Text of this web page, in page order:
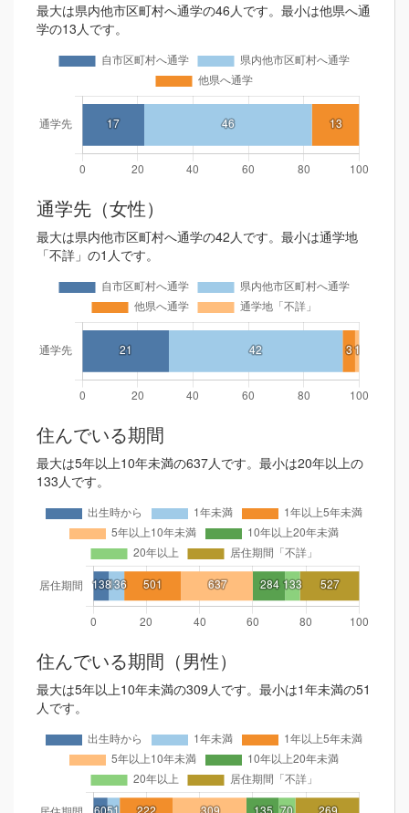
最大は県内他市区町村へ通学の46人です。最小は他県へ通
学の13人です。
通学先（女性）
最大は県内他市区町村へ通学の42人です。最小は通学地
「不詳」の1人です。
住んでいる期間
最大は5年以上10年未満の637人です。最小は20年以上の
133人です。
住んでいる期間（男性）
最大は5年以上10年未満の309人です。最小は1年未満の51
人です。